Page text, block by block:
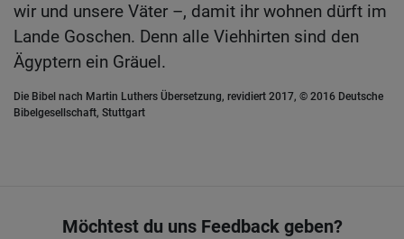
wir und unsere Väter –, damit ihr wohnen dürft im
Lande Goschen. Denn alle Viehhirten sind den
Ägyptern ein Gräuel.
Die Bibel nach Martin Luthers Übersetzung, revidiert 2017, © 2016 Deutsche
Bibelgesellschaft, Stuttgart
Möchtest du uns Feedback geben?